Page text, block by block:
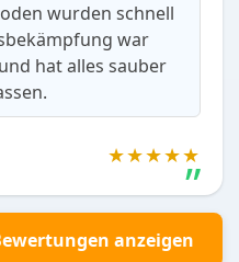
wurden schnell
war
hat alles sauber
★★★★★
anzeigen